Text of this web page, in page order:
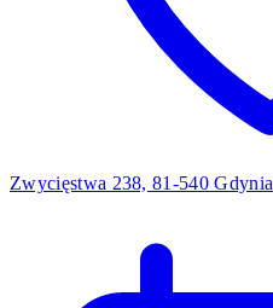
Zwycięstwa 238, 81-540 Gdynia